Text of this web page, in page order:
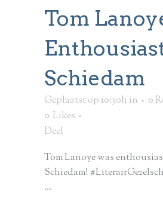
Tom
Schiedam
Geplaatst op 10:30h in
0
0 Likes
Deel
Tom Lanoye was
Schiedam!
...